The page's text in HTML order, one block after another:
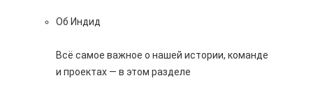
Об Индид
Всё самое важное о нашей истории, команде
и проектах — в этом разделе